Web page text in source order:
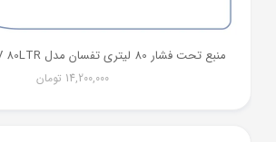
منبع تحت فشار 80 لیتری تفسان مدل TAFSUN TEV-V 80LTR
14,200,000 تومان